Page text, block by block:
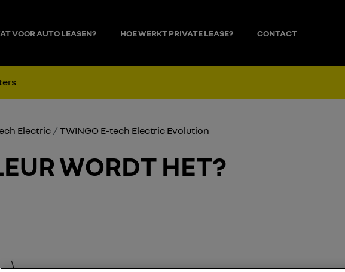
VOOR AUTO LEASEN? HOE WERKT PRIVATE LEASE? CONTACT
Stap 2: Kies opties, leaseperiode en kilometers
Electric TWINGO E-tech Electric Evolution
WORDT HET?